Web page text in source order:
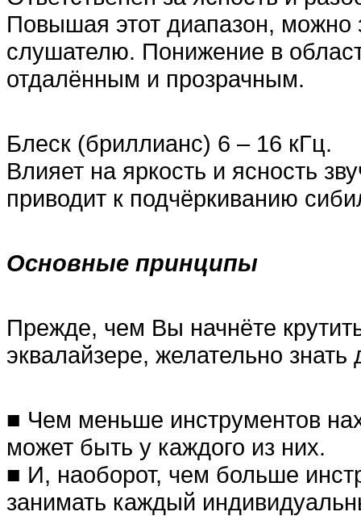
Повышая этот диапазон, можно
слушателю. Понижение в
отдалённым и прозрачным.
Блеск (бриллианс) 6 – 16 кГц.
Влияет на яркость и ясность
приводит к подчёркиванию
Основные принципы
Прежде, чем Вы начнёте
эквалайзере, желательно
■ Чем меньше инструментов
может быть у каждого из них.
■ И, наоборот, чем больше
занимать каждый